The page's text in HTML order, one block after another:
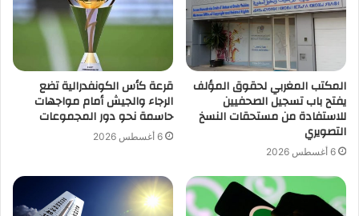
المكتب المغربي لحقوق المؤلف
يفتح باب تسجيل الصحفيين
للاستفادة من مستحقات النسخ
التصويري
6 أغسطس 2026
قرعة كأس الكونفدرالية تضع
الرجاء والجيش أمام مواجهات
حاسمة نحو دور المجموعات
6 أغسطس 2026